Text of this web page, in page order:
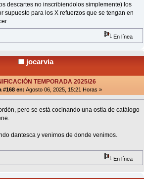
descartes no inscribiendolos simplemente) los
supuesto para los X refuerzos que se tengan en
En línea
jocarvia
TEMPORADA 2025/26
#168 en: Agosto 06, 2025, 15:21 Horas »
pero se está cocinando una ostia de catálogo
dantesca y venimos de donde venimos.
En línea